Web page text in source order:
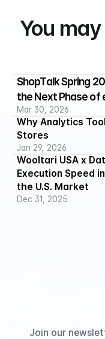
You
ShopTalk Spring
the Next Phase of
Mar 30, 2026
Why Analytics
Stores
Jan 29, 2026
Wooltari USA x
Execution Speed
the U.S. Market
Dec 31, 2025
Join our